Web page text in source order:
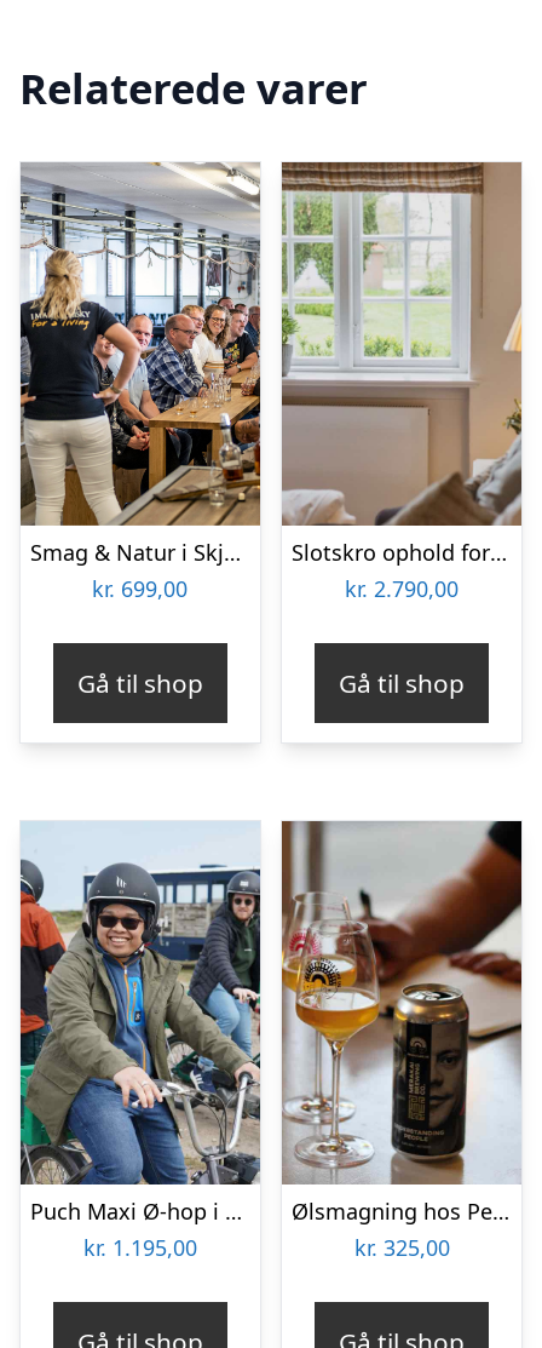
Relaterede varer
Smag & Natur i Skjern Enge
kr. 699,00
Gå til shop
Slotskro ophold for 2 på Schackenborg Slotskro
kr. 2.790,00
Gå til shop
Puch Maxi Ø-hop i Limfjorden med Maxitours
kr. 1.195,00
Ølsmagning hos People Like Us
kr. 325,00